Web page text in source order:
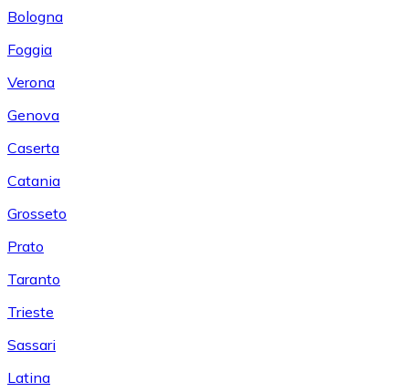
Bologna
Foggia
Verona
Genova
Caserta
Catania
Grosseto
Prato
Taranto
Trieste
Sassari
Latina